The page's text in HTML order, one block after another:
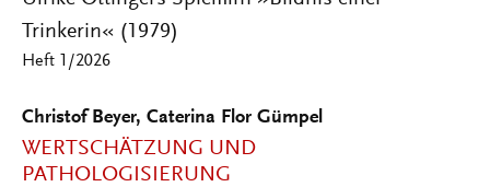
Trinkerin« (1979)
Heft 1/2026
Christof Beyer, Caterina Flor Gümpel
WERTSCHÄTZUNG UND
PATHOLOGISIERUNG